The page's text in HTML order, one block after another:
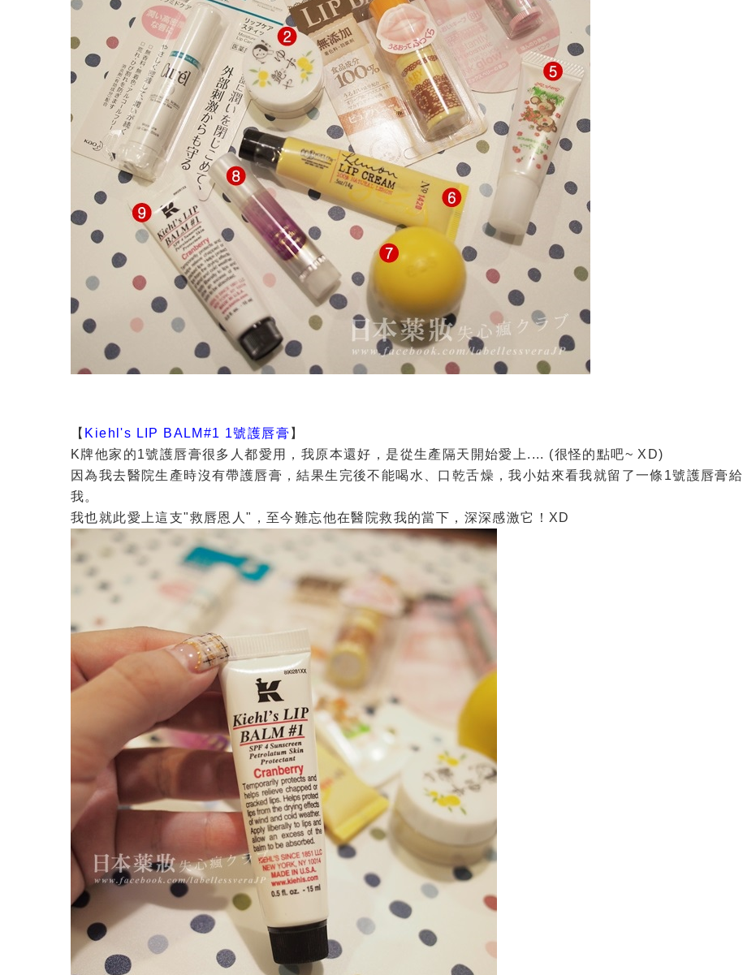
【 Kiehl's LIP BALM#1 1號護唇膏 】
K牌他家的1號護唇膏很多人都愛用，我原本還好，是從生產隔天開始愛上.... (很怪的點吧~ XD)
因為我去醫院生產時沒有帶護唇膏，結果生完後不能喝水、口乾舌燥，我小姑來看我就留了一條1號護唇膏給
我。
我也就此愛上這支"救唇恩人"，至今難忘他在醫院救我的當下，深深感激它！XD